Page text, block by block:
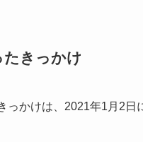
たきっかけ
っかけは、2021年1月2日